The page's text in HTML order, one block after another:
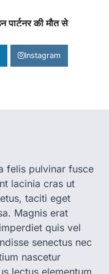
पार्टनर की मौत से
6, 2026
से एक सनसनीखेज मामला
पर आबकारी
6, 2026
दुकानों में अधिक कीमत पर
के…
Instagram
felis pulvinar fusce
lacinia cras ut
taciti eget
Magnis erat
quis vel
senectus nec
nascetur